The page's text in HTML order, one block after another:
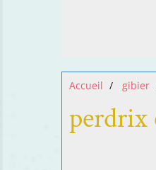
Accueil gibier
perdrix